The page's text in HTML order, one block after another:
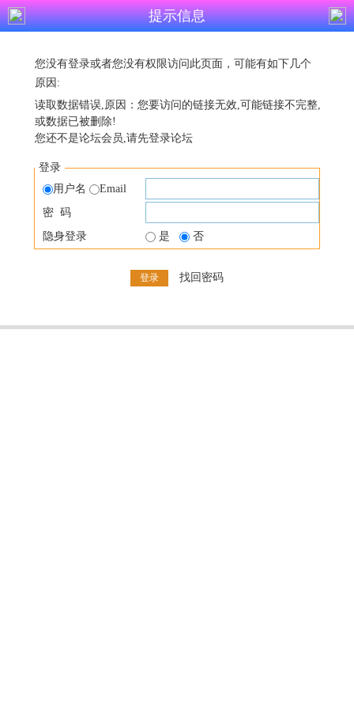
提示信息
您没有登录或者您没有权限访问此页面，可能有如下几个
原因:
读取数据错误,原因：您要访问的链接无效,可能链接不完整,
或数据已被删除!
您还不是论坛会员,请先登录论坛
登录
用户名
Email
密 码
隐身登录
是 否
找回密码